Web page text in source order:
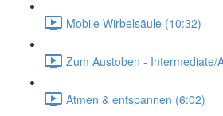
Mobile Wirbelsäule (10:32)
Zum Austoben - Intermediate/
Atmen & entspannen (6:02)